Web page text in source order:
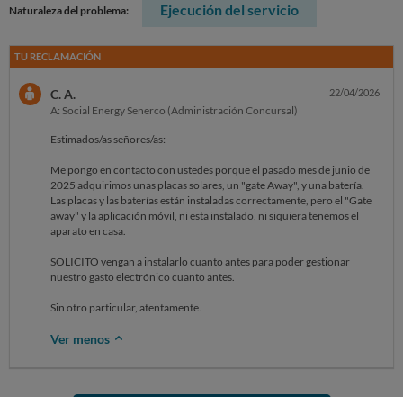
Naturaleza del problema: Ejecución del servicio
TU RECLAMACIÓN
C. A.
A: Social Energy Senerco (Administración Concursal)
22/04/2026
Estimados/as señores/as:
Me pongo en contacto con ustedes porque el pasado mes de junio de
2025 adquirimos unas placas solares, un "gate Away", y una batería.
Las placas y las baterías están instaladas correctamente, pero el "Gate
away" y la aplicación móvil, ni esta instalado, ni siquiera tenemos el
aparato en casa.
SOLICITO vengan a instalarlo cuanto antes para poder gestionar
nuestro gasto electrónico cuanto antes.
Sin otro particular, atentamente.
Ver menos